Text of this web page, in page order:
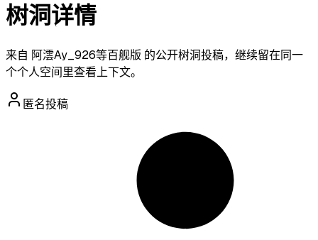
树洞详情
来自 阿澐Ay_926等百舰版 的公开树洞投稿，继续留在同一
个个人空间里查看上下文。
匿名投稿